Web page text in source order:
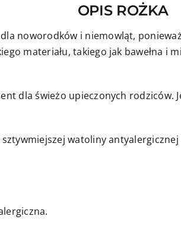
OPIS ROŻKA
noworodków i niemowląt,
materiału, takiego jak bawełna
dla świeżo upieczonych
watoliny